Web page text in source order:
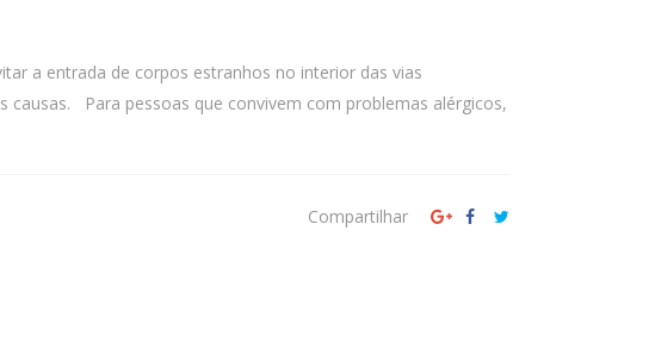
a entrada de corpos estranhos no interior das vias
causas. Para pessoas que convivem com problemas alérgicos,
Compartilhar